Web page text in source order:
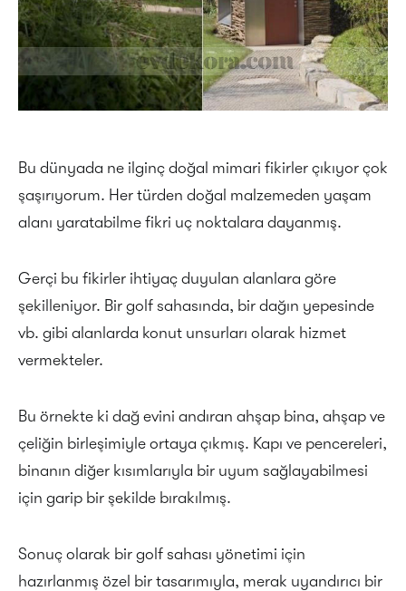
Bu dünyada ne ilginç doğal mimari fikirler çıkıyor çok
şaşırıyorum. Her türden doğal malzemeden yaşam
alanı yaratabilme fikri uç noktalara dayanmış.
Gerçi bu fikirler ihtiyaç duyulan alanlara göre
şekilleniyor. Bir golf sahasında, bir dağın yepesinde
vb. gibi alanlarda konut unsurları olarak hizmet
vermekteler.
Bu örnekte ki dağ evini andıran ahşap bina, ahşap ve
çeliğin birleşimiyle ortaya çıkmış. Kapı ve pencereleri,
binanın diğer kısımlarıyla bir uyum sağlayabilmesi
için garip bir şekilde bırakılmış.
Sonuç olarak bir golf sahası yönetimi için
hazırlanmış özel bir tasarımıyla, merak uyandırıcı bir